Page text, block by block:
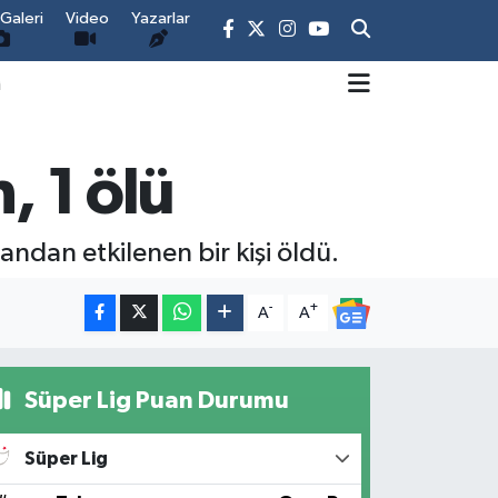
Video Yazarlar
1 ölü
etkilenen bir kişi öldü.
A- A+
Süper Lig Puan Durumu
Süper Lig